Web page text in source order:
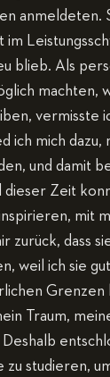
anmeldeten.
im
blieb. Als
machten,
vermisste
ich mich dazu,
und damit
dieser Zeit
mit
zurück, dass
weil ich sie
Grenzen
Traum,
zu studieren,